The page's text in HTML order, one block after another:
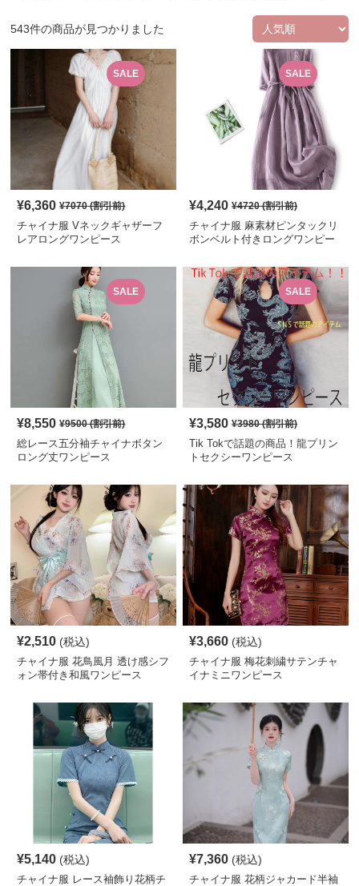
543件の商品が見つかりました
SALE
¥6,360 ¥7070(割引前)
チャイナ服 Vネックギャザーフ
レアロングワンピース
SALE
¥4,240 ¥4720(割引前)
チャイナ服 麻素材ピンタックリ
ボンベルト付きロングワンピー
SALE
¥8,550 ¥9500(割引前)
総レース五分袖チャイナボタン
ロング丈ワンピース
SALE
¥3,580 ¥3980(割引前)
Tik Tokで話題の商品！龍プリン
トセクシーワンピース
¥2,510 (税込)
チャイナ服 花鳥風月 透け感シフ
ォン帯付き和風ワンピース
¥3,660 (税込)
チャイナ服 梅花刺繍サテンチャ
イナミニワンピース
¥5,140 (税込)
チャイナ服 レース袖飾り花柄チ
¥7,360 (税込)
チャイナ服 花柄ジャカード半袖